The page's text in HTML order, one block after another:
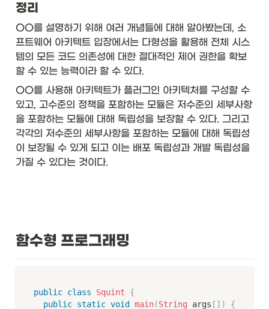
정리
OO를 설명하기 위해 여러 개념들에 대해 알아봤는데, 소
프트웨어 아키텍트 입장에서는 다형성을 활용해 전체 시스
템의 모든 코드 의존성에 대한 절대적인 제어 권한을 확보
할 수 있는 능력이라 할 수 있다.
OO를 사용해 아키텍트가 플러그인 아키텍처를 구성할 수
있고, 고수준의 정책을 포함하는 모듈은 저수준의 세부사항
을 포함하는 모듈에 대해 독립성을 보장할 수 있다. 그리고
각각의 저수준의 세부사항을 포함하는 모듈에 대해 독립성
이 보장될 수 있게 되고 이는 배포 독립성과 개발 독립성을
가질 수 있다는 것이다.
함수형 프로그래밍
public class Squint
{
public static void main(String args [ ] )
{